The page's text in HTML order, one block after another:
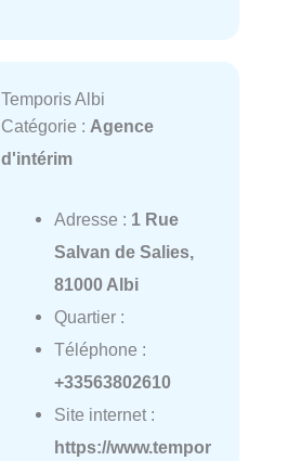
Temporis Albi
Catégorie : Agence
d'intérim
Adresse : 1 Rue
Salvan de Salies,
81000 Albi
Quartier :
Téléphone :
+33563802610
Site internet :
https://www.tempor